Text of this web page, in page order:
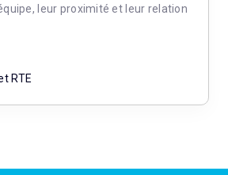
leur proximité et leur relation
RTE